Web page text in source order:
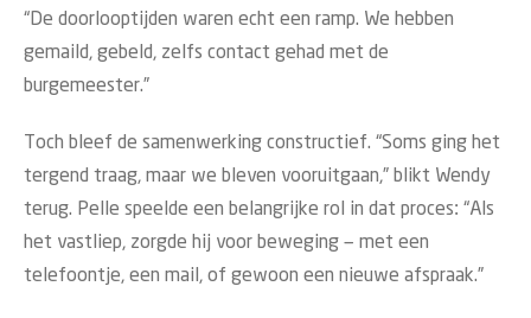
“De doorlooptijden waren echt een ramp. We hebben
gemaild, gebeld, zelfs contact gehad met de
burgemeester.”
Toch bleef de samenwerking constructief. “Soms ging het
tergend traag, maar we bleven vooruitgaan,” blikt Wendy
terug. Pelle speelde een belangrijke rol in dat proces: “Als
het vastliep, zorgde hij voor beweging — met een
telefoontje, een mail, of gewoon een nieuwe afspraak.”